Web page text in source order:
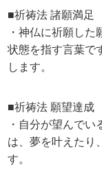
■祈祷法 諸願満足
・神仏に祈願し
状態を指す言葉で
します。
■祈祷法 願望達成
・自分が望んで
は、夢を叶えたり
す。